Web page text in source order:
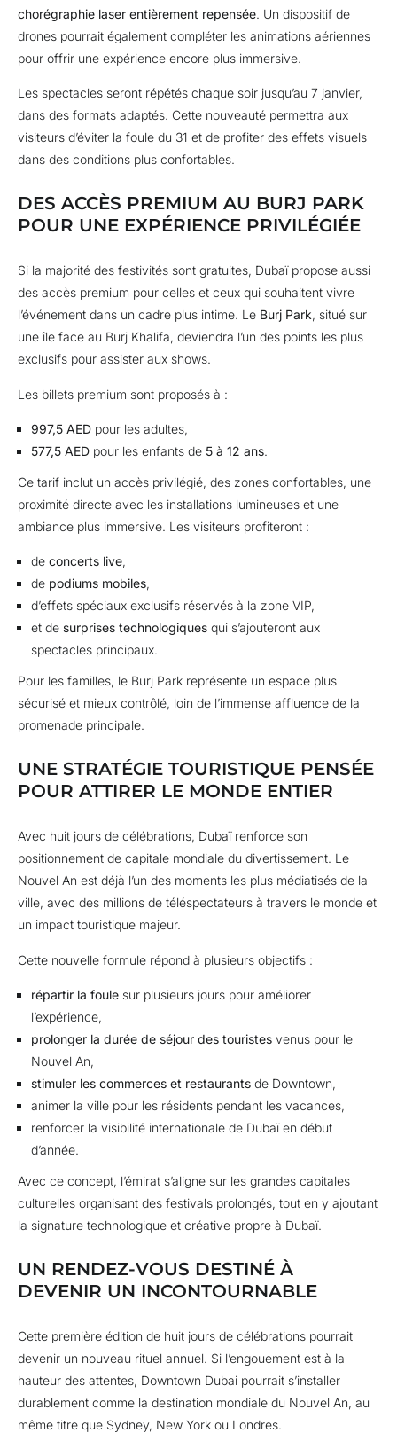
chorégraphie laser entièrement repensée. Un dispositif de
drones pourrait également compléter les animations aériennes
pour offrir une expérience encore plus immersive.
Les spectacles seront répétés chaque soir jusqu’au 7 janvier,
dans des formats adaptés. Cette nouveauté permettra aux
visiteurs d’éviter la foule du 31 et de profiter des effets visuels
dans des conditions plus confortables.
DES ACCÈS PREMIUM AU BURJ PARK
POUR UNE EXPÉRIENCE PRIVILÉGIÉE
Si la majorité des festivités sont gratuites, Dubaï propose aussi
des accès premium pour celles et ceux qui souhaitent vivre
l’événement dans un cadre plus intime. Le Burj Park, situé sur
une île face au Burj Khalifa, deviendra l’un des points les plus
exclusifs pour assister aux shows.
Les billets premium sont proposés à :
997,5 AED pour les adultes,
577,5 AED pour les enfants de 5 à 12 ans.
Ce tarif inclut un accès privilégié, des zones confortables, une
proximité directe avec les installations lumineuses et une
ambiance plus immersive. Les visiteurs profiteront :
de concerts live,
de podiums mobiles,
d’effets spéciaux exclusifs réservés à la zone VIP,
et de surprises technologiques qui s’ajouteront aux
spectacles principaux.
Pour les familles, le Burj Park représente un espace plus
sécurisé et mieux contrôlé, loin de l’immense affluence de la
promenade principale.
UNE STRATÉGIE TOURISTIQUE PENSÉE
POUR ATTIRER LE MONDE ENTIER
Avec huit jours de célébrations, Dubaï renforce son
positionnement de capitale mondiale du divertissement. Le
Nouvel An est déjà l’un des moments les plus médiatisés de la
ville, avec des millions de téléspectateurs à travers le monde et
un impact touristique majeur.
Cette nouvelle formule répond à plusieurs objectifs :
répartir la foule sur plusieurs jours pour améliorer
l’expérience,
prolonger la durée de séjour des touristes venus pour le
Nouvel An,
stimuler les commerces et restaurants de Downtown,
animer la ville pour les résidents pendant les vacances,
renforcer la visibilité internationale de Dubaï en début
d’année.
Avec ce concept, l’émirat s’aligne sur les grandes capitales
culturelles organisant des festivals prolongés, tout en y ajoutant
la signature technologique et créative propre à Dubaï.
UN RENDEZ-VOUS DESTINÉ À
DEVENIR UN INCONTOURNABLE
Cette première édition de huit jours de célébrations pourrait
devenir un nouveau rituel annuel. Si l’engouement est à la
hauteur des attentes, Downtown Dubai pourrait s’installer
durablement comme la destination mondiale du Nouvel An, au
même titre que Sydney, New York ou Londres.